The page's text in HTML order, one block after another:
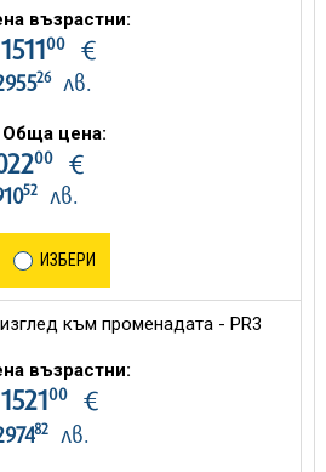
възрастни:
151100€
26лв.
Обща цена:
00€
52лв.
ИЗБЕРИ
към променадата - PR3
възрастни:
152100€
82лв.